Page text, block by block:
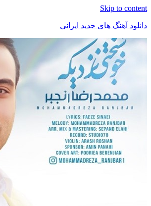
Skip
های جدید ایرانی